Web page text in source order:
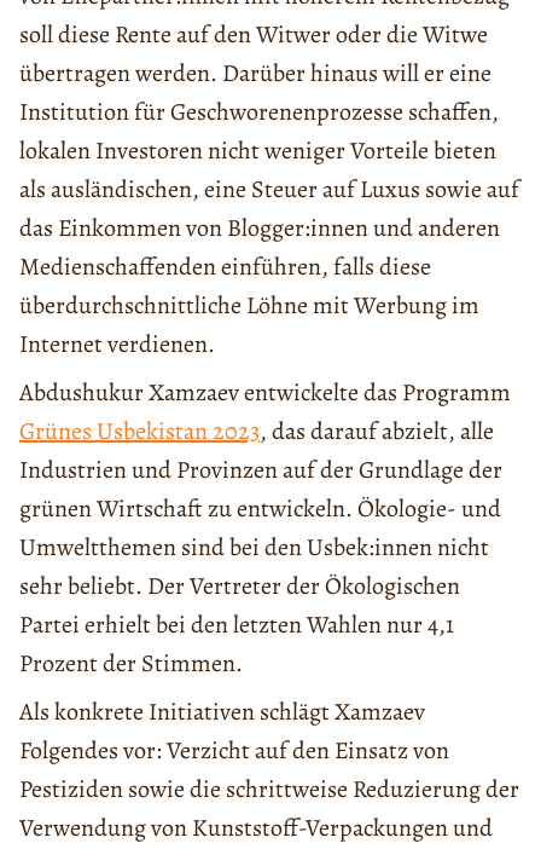
soll diese Rente auf den Witwer oder die Witwe
übertragen werden. Darüber hinaus will er eine
Institution für Geschworenenprozesse schaffen,
lokalen Investoren nicht weniger Vorteile bieten
als ausländischen, eine Steuer auf Luxus sowie auf
das Einkommen von Blogger:innen und anderen
Medienschaffenden einführen, falls diese
überdurchschnittliche Löhne mit Werbung im
Internet verdienen.
Abdushukur Xamzaev entwickelte das Programm
Grünes Usbekistan 2023, das darauf abzielt, alle
Industrien und Provinzen auf der Grundlage der
grünen Wirtschaft zu entwickeln. Ökologie- und
Umweltthemen sind bei den Usbek:innen nicht
sehr beliebt. Der Vertreter der Ökologischen
Partei erhielt bei den letzten Wahlen nur 4,1
Prozent der Stimmen.
Als konkrete Initiativen schlägt Xamzaev
Folgendes vor: Verzicht auf den Einsatz von
Pestiziden sowie die schrittweise Reduzierung der
Verwendung von Kunststoff-Verpackungen und